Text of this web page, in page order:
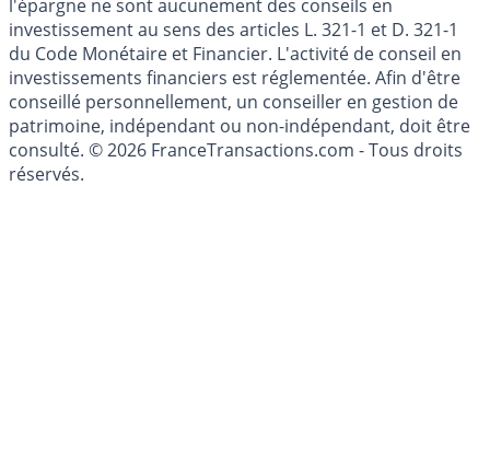
Les articles et commentaires publiés sur le guide de
l'épargne ne sont aucunement des conseils en
investissement au sens des articles L. 321-1 et D. 321-1
du Code Monétaire et Financier. L'activité de conseil en
investissements financiers est réglementée. Afin d'être
conseillé personnellement, un conseiller en gestion de
patrimoine, indépendant ou non-indépendant, doit être
consulté. © 2026 FranceTransactions.com - Tous droits